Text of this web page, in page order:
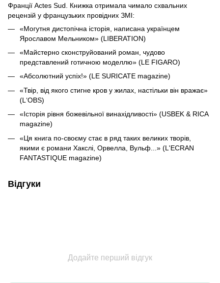
Франції Actes Sud. Книжка отримала чимало схвальних
рецензій у французь­ких провідних ЗМІ:
«Могутня дистопічна історія, написана українцем
Ярославом Мель­ником» (LIBERATION)
«Майстерно сконструйований роман, чудово
представлений готич­­ною моделлю» (LE FIGARO)
«Абсолютний успіх!» (LE SURICATE magazine)
«Твір, від якого стигне кров у жилах, настільки він вражає»
(L‘OBS)
«Історія рівня божевільної винахідливості» (USBEK & RICA
magazine)
«Ця книга по-своєму стає в ряд таких великих творів,
якими є романи Хакслі, Орвелла, Вульф...» (L'ЕCRAN
FANTASTIQUE magazine)
Відгуки
Додайте перший відгук